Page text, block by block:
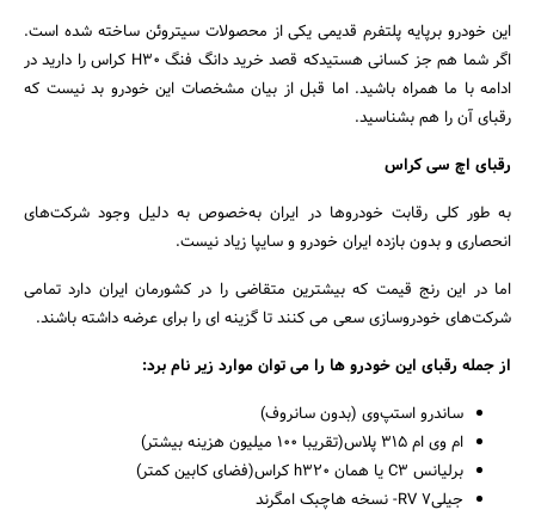
این خودرو برپایه پلتفرم قدیمی یکی از محصولات سیتروئن ساخته شده است.
اگر شما هم جز کسانی هستیدکه قصد خرید دانگ فنگ H30 کراس را دارید در
ادامه با ما همراه باشید. اما قبل از بیان مشخصات این خودرو بد نیست که
رقبای آن را هم بشناسید.
رقبای اچ سی کراس
به طور کلی رقابت خودروها در ایران به‌خصوص به دلیل وجود شرکت‌های
انحصاری و بدون بازده ایران خودرو و سایپا زیاد نیست.
اما در این رنج قیمت که بیشترین متقاضی را در کشورمان ایران دارد تمامی
شرکت‌های خودروسازی سعی می کنند تا گزینه ای را برای عرضه داشته باشند.
از جمله رقبای این خودرو ها را می توان موارد زیر نام برد:
ساندرو استپ‌وی (بدون سانروف)
ام وی ام 315 پلاس(تقریبا 100 میلیون هزینه بیشتر)
برلیانس C3 یا همان h320 کراس(فضای کابین کمتر)
جیلی7 RV- نسخه هاچبک امگرند